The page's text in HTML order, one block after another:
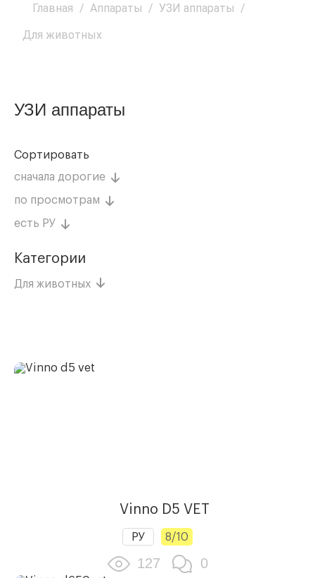
Главная / Аппараты / УЗИ аппараты /
Для животных
УЗИ аппараты
Сортировать
сначала дорогие
по просмотрам
есть РУ
Категории
Для животных
Vinno D5 VET
127 0
РУ 8/10